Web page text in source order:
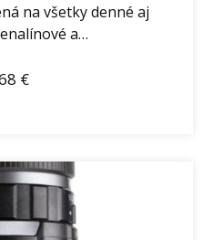
na všetky denné aj
a…
€